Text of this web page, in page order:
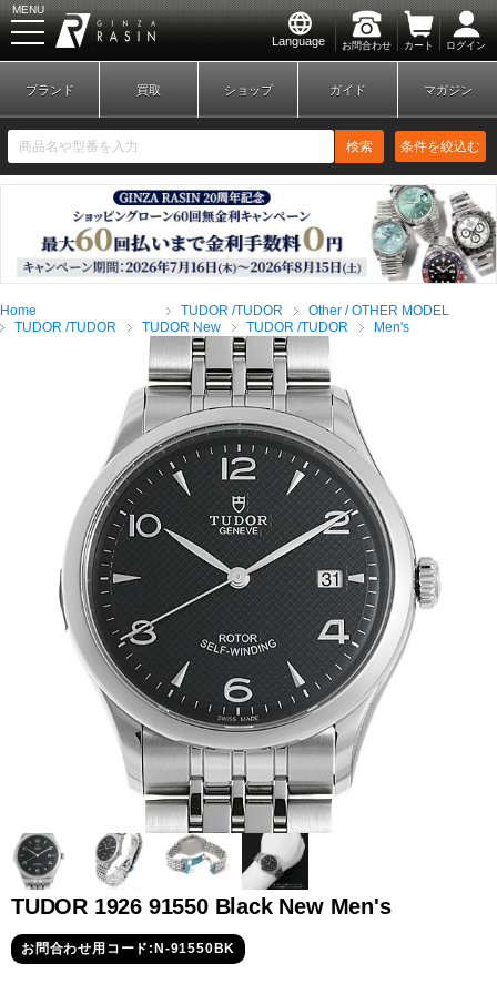
Language お問合わせ カート ログイン
MENU
新規会員登録 ログイン
ブランドから探す
全てのブランドを見
る
ロレックス
パテック
フィリップ
オーデマピゲ ウブロ
ブランド 買取 ショップ ガイド マガジン
検索 条件を絞込む
Home TUDOR /TUDOR
Other / OTHER MODEL
TUDOR /TUDOR
TUDOR New TUDOR /TUDOR Men's
TUDOR 1926 91550 Black New Men's
お問合わせ用コード:N-91550BK